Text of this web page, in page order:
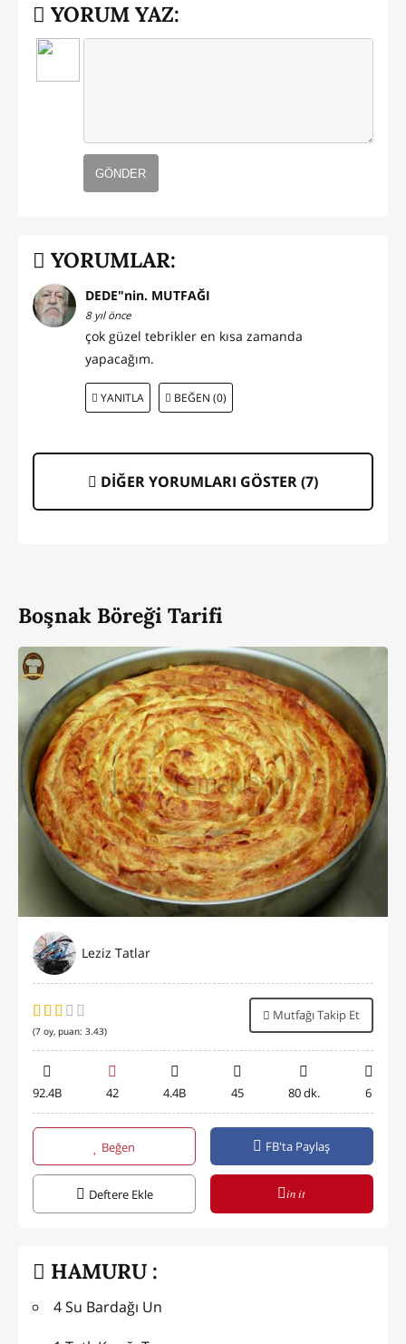
YORUM YAZ:
GÖNDER
YORUMLAR:
DEDE"nin. MUTFAĞI
8 yıl önce
çok güzel tebrikler en kısa zamanda
yapacağım.
YANITLA BEĞEN (0)
DİĞER YORUMLARI GÖSTER (7)
Boşnak Böreği Tarifi
Leziz Tatlar
(7 oy, puan: 3.43)
Mutfağı Takip Et
92.4B 42 4.4B 45 80 dk. 6
Beğen FB'ta Paylaş
Deftere Ekle in it
HAMURU :
4 Su Bardağı Un